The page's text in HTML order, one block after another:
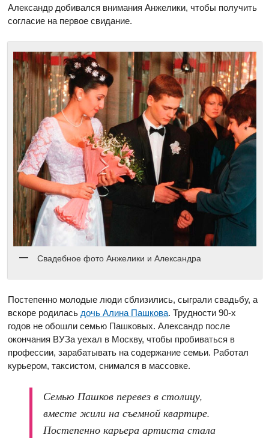
Александр добивался внимания Анжелики, чтобы получить
согласие на первое свидание.
Свадебное фото Анжелики и Александра
Постепенно молодые люди сблизились, сыграли свадьбу, а
вскоре родилась дочь Алина Пашкова. Трудности 90-х
годов не обошли семью Пашковых. Александр после
окончания ВУЗа уехал в Москву, чтобы пробиваться в
профессии, зарабатывать на содержание семьи. Работал
курьером, таксистом, снимался в массовке.
Семью Пашков перевез в столицу,
вместе жили на съемной квартире.
Постепенно карьера артиста стала